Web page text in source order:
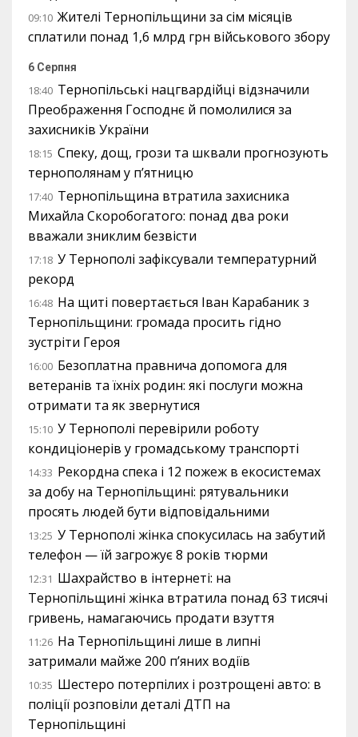
09:10 Жителі Тернопільщини за сім місяців
сплатили понад 1,6 млрд грн військового збору
6 Серпня
18:40 Тернопільські нацгвардійці відзначили
Преображення Господнє й помолилися за
захисників України
18:15 Спеку, дощ, грози та шквали прогнозують
тернополянам у п’ятницю
17:40 Тернопільщина втратила захисника
Михайла Скоробогатого: понад два роки
вважали зниклим безвісти
17:18 У Тернополі зафіксували температурний
рекорд
16:48 На щиті повертається Іван Карабаник з
Тернопільщини: громада просить гідно
зустріти Героя
16:00 Безоплатна правнича допомога для
ветеранів та їхніх родин: які послуги можна
отримати та як звернутися
15:10 У Тернополі перевірили роботу
кондиціонерів у громадському транспорті
14:33 Рекордна спека і 12 пожеж в екосистемах
за добу на Тернопільщині: рятувальники
просять людей бути відповідальними
13:25 У Тернополі жінка спокусилась на забутий
телефон — їй загрожує 8 років тюрми
12:31 Шахрайство в інтернеті: на
Тернопільщині жінка втратила понад 63 тисячі
гривень, намагаючись продати взуття
11:26 На Тернопільщині лише в липні
затримали майже 200 п’яних водіїв
10:35 Шестеро потерпілих і розтрощені авто: в
поліції розповіли деталі ДТП на
Тернопільщині